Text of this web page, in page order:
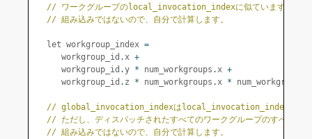
// ワークグループのlocal_invocation_indexに似ています。
// 組み込みではないので、自分で計算します。
  let workgroup_index
=
     workgroup_id
. x +
     workgroup_id
.y * num_workgroups . x +
     workgroup_id
. z * num_workgroups . x * num_workgroups
// global_invocation_indexはlocal_invocation_indexに似て
// ただし、ディスパッチされたすべてのワークグループのすべての
// 組み込みではないので、自分で計算します。